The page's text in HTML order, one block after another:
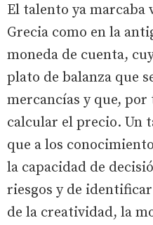
El talento ya
Grecia como en la
moneda de cuenta,
plato de balanza que
mercancías y que,
calcular el precio. Un
que a los
la capacidad de
riesgos y de
de la creatividad, la